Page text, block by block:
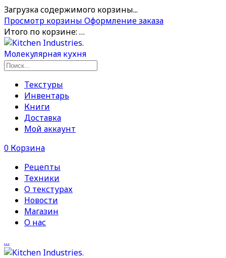
Загрузка содержимого корзины...
Просмотр корзины Оформление заказа
Итого по корзине: …
Текстуры
Инвентарь
Книги
Доставка
Мой аккаунт
0 Корзина
Рецепты
Техники
О текстурах
Новости
Магазин
О нас
…